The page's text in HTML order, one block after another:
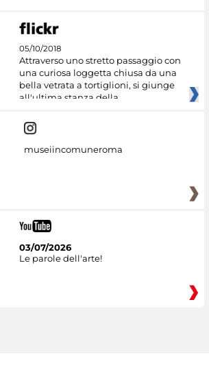
05/10/2018
Attraverso uno stretto passaggio con
una curiosa loggetta chiusa da una
bella vetrata a tortiglioni, si giunge
all'ultima stanza della
museiincomuneroma
03/07/2026
Le parole dell'arte!